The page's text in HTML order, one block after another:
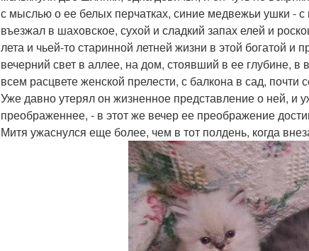
с мыслью о ее белых перчатках, синие медвежьи ушки -
въезжал в шаховское, сухой и сладкий запах елей и
лета и чьей-то старинной летней жизни в этой богатой и
вечерний свет в аллее, на дом, стоявший в ее глубине,
всем расцвете женской прелести, с балкона в сад,
Уже давно утерял он жизненное представление о ней,
преображеннее, - в этот же вечер ее преображение
Митя ужаснулся еще более, чем в тот полдень, когда